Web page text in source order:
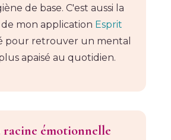
de base. C'est aussi la
mon application Esprit
pour retrouver un mental
apaisé au quotidien.
racine émotionnelle